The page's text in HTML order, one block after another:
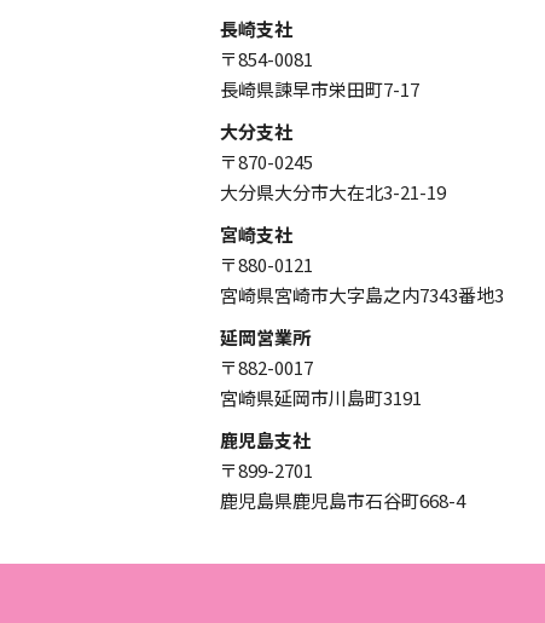
長崎支社
〒854-0081
長崎県諫早市栄田町7-17
大分支社
〒870-0245
大分県大分市大在北3-21-19
宮崎支社
〒880-0121
宮崎県宮崎市大字島之内7343番地3
延岡営業所
〒882-0017
宮崎県延岡市川島町3191
鹿児島支社
〒899-2701
鹿児島県鹿児島市石谷町668-4